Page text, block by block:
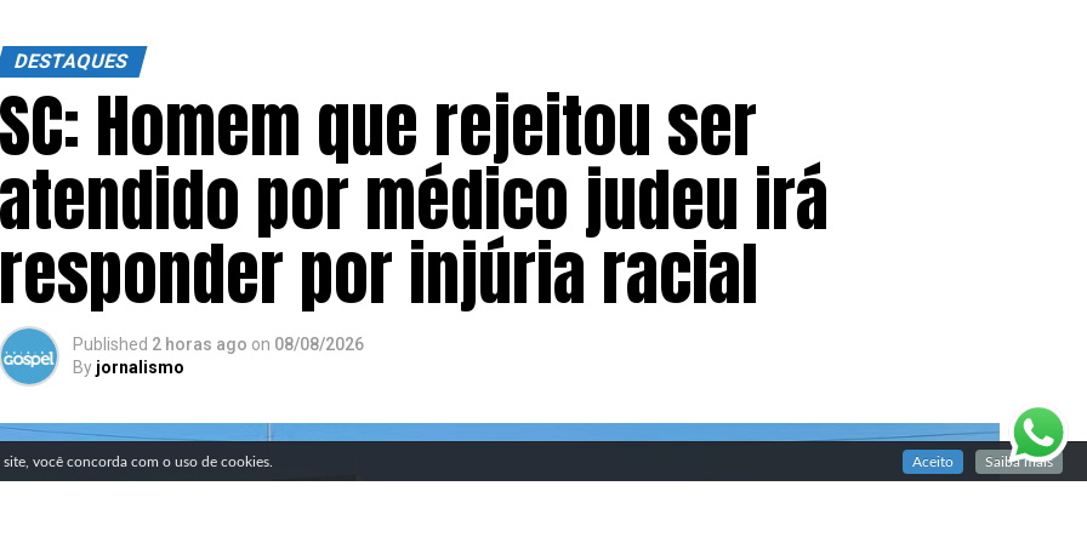
DESTAQUES
SC: Homem que rejeitou ser
atendido por médico judeu irá
responder por injúria racial
Published 2 horas ago on 08/08/2026
By jornalismo
você concorda com o uso de cookies. Aceito Saiba mais